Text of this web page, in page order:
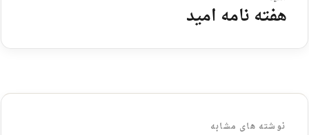
هفته نامه امید
نوشته های مشابه